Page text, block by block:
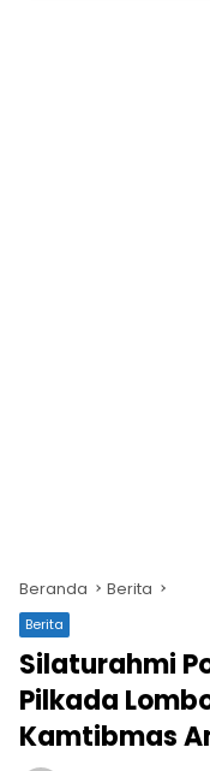
Beranda Berita
Berita
Silaturahmi
Pilkada
Kamtibmas